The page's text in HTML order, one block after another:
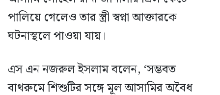
পালিয়ে গেলেও তার স্ত্রী স্বপ্না আক্তারকে
ঘটনাস্থলে পাওয়া যায়।
এস এন নজরুল ইসলাম বলেন, ‘সম্ভবত
বাথরুমে শিশুটির সঙ্গে মূল আসামির অবৈধ